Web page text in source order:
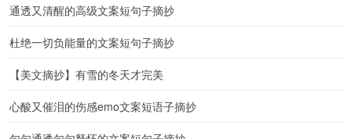
通透又清醒的高级文案短句子摘抄
杜绝一切负能量的文案短句子摘抄
【美文摘抄】有雪的冬天才完美
心酸又催泪的伤感emo文案短语子摘抄